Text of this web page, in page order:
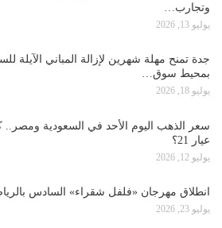
وتجارب…
يوليو 13, 2026
جدة تمنح مهلة شهرين لإزالة المباني الآيلة
بمحيط سوق…
يوليو 18, 2026
سعر الذهب اليوم الأحد في السعودية
عيار 21؟
يوليو 12, 2026
انطلاق مهرجان «فلفل شقراء» السادس
يوليو 23, 2026